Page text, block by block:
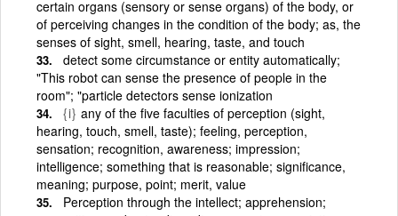
certain organs (sensory or sense organs) of the body, or
of perceiving changes in the condition of the body; as, the
senses of sight, smell, hearing, taste, and touch
detect some circumstance or entity automatically;
"This robot can sense the presence of people in the
room"; "particle detectors sense ionization
{i} any of the five faculties of perception (sight,
hearing, touch, smell, taste); feeling, perception,
sensation; recognition, awareness; impression;
intelligence; something that is reasonable; significance,
meaning; purpose, point; merit, value
Perception through the intellect; apprehension;